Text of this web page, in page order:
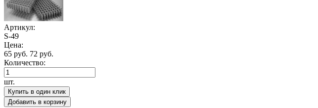
Артикул:
S-49
Цена:
65 руб. 72 руб.
Количество:
шт.
Купить в один клик
Добавить в корзину